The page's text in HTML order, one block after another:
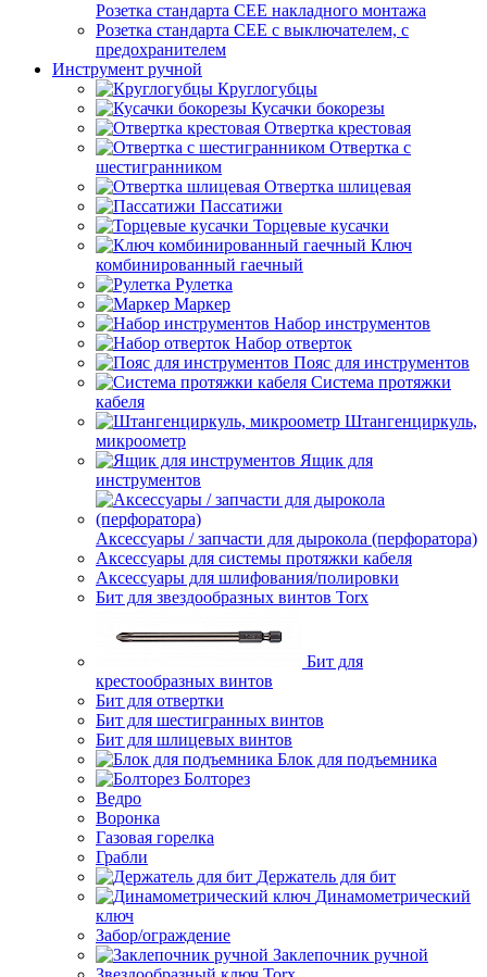
Розетка стандарта СЕЕ накладного монтажа
Розетка стандарта СЕЕ с выключателем, с
предохранителем
Инструмент ручной
Круглогубцы
Кусачки бокорезы
Отвертка крестовая
Отвертка с
шестигранником
Отвертка шлицевая
Пассатижи
Торцевые кусачки
Ключ
комбинированный гаечный
Рулетка
Маркер
Набор инструментов
Набор отверток
Пояс для инструментов
Система протяжки
кабеля
Штангенциркуль,
микроометр
Ящик для
инструментов
Аксессуары / запчасти для дырокола (перфоратора)
Аксессуары для системы протяжки кабеля
Аксессуары для шлифования/полировки
Бит для звездообразных винтов Torx
Бит для
крестообразных винтов
Бит для отвертки
Бит для шестигранных винтов
Бит для шлицевых винтов
Блок для подъемника
Болторез
Ведро
Воронка
Газовая горелка
Грабли
Держатель для бит
Динамометрический
ключ
Забор/ограждение
Заклепочник ручной